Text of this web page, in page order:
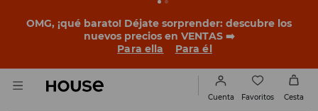
BACK TO SCHOOL📒Las mejores historias empiezan
antes del primer timbre. Empieza el curso con un look
nuevo!
Para ella
Para él
Cuenta Favoritos Cesta